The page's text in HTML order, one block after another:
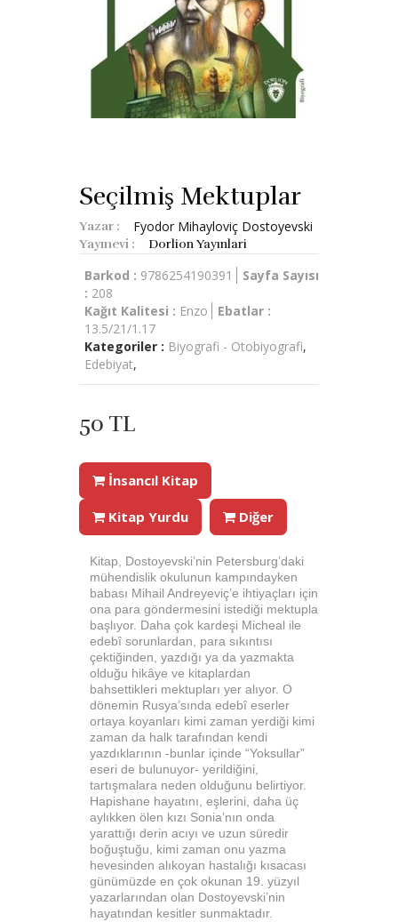
Seçilmiş Mektuplar
Yazar : Fyodor Mihayloviç Dostoyevski
Yayınevi : Dorlion Yayınlari
Barkod : 9786254190391
Sayfa Sayısı
: 208
Kağıt Kalitesi : Enzo
Ebatlar :
13.5/21/1.17
Kategoriler : Biyografi - Otobiyografi,
Edebiyat,
50 TL
İnsancıl Kitap
Kitap Yurdu Diğer
Kitap, Dostoyevski’nin Petersburg’daki
mühendislik okulunun kampındayken
babası Mihail Andreyeviç’e ihtiyaçları için
ona para göndermesini istediği mektupla
başlıyor. Daha çok kardeşi Micheal ile
edebî sorunlardan, para sıkıntısı
çektiğinden, yazdığı ya da yazmakta
olduğu hikâye ve kitaplardan
bahsettikleri mektupları yer alıyor. O
dönemin Rusya’sında edebî eserler
ortaya koyanları kimi zaman yerdiği kimi
zaman da halk tarafından kendi
yazdıklarının -bunlar içinde “Yoksullar”
eseri de bulunuyor- yerildiğini,
tartışmalara neden olduğunu belirtiyor.
Hapishane hayatını, eşlerini, daha üç
aylıkken ölen kızı Sonia’nın onda
yarattığı derin acıyı ve uzun süredir
boğuştuğu, kimi zaman onu yazma
hevesinden alıkoyan hastalığı kısacası
günümüzde en çok okunan 19. yüzyıl
yazarlarından olan Dostoyevski’nin
hayatından kesitler sunmaktadır.